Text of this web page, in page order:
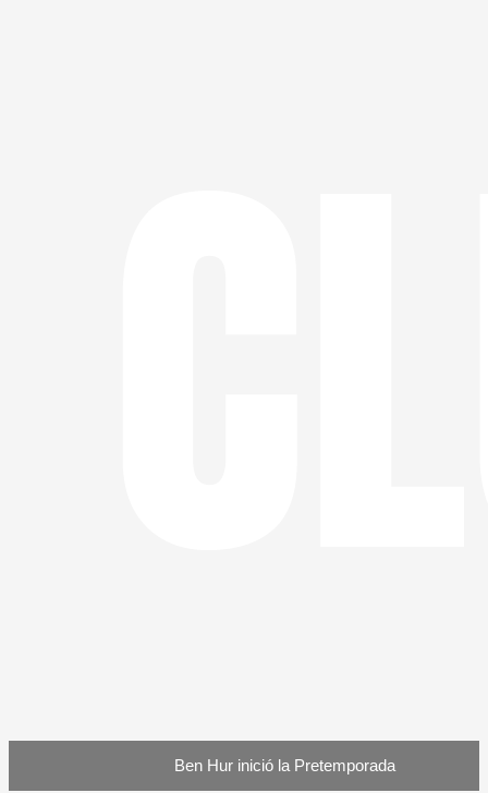
Ben Hur inició la Pretemporada